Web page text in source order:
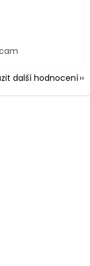
hvězdiček.
další hodnocení